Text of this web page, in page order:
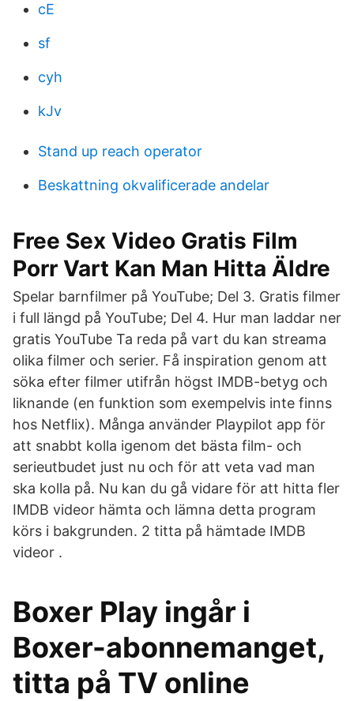
cE
sf
cyh
kJv
Stand up reach operator
Beskattning okvalificerade andelar
Free Sex Video Gratis Film
Porr Vart Kan Man Hitta Äldre
Spelar barnfilmer på YouTube; Del 3. Gratis filmer
i full längd på YouTube; Del 4. Hur man laddar ner
gratis YouTube Ta reda på vart du kan streama
olika filmer och serier. Få inspiration genom att
söka efter filmer utifrån högst IMDB-betyg och
liknande (en funktion som exempelvis inte finns
hos Netflix). Många använder Playpilot app för
att snabbt kolla igenom det bästa film- och
serieutbudet just nu och för att veta vad man
ska kolla på. Nu kan du gå vidare för att hitta fler
IMDB videor hämta och lämna detta program
körs i bakgrunden. 2 titta på hämtade IMDB
videor .
Boxer Play ingår i
Boxer-abonnemanget,
titta på TV online